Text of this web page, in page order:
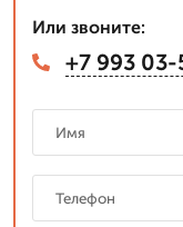
Или звоните:
+7 993